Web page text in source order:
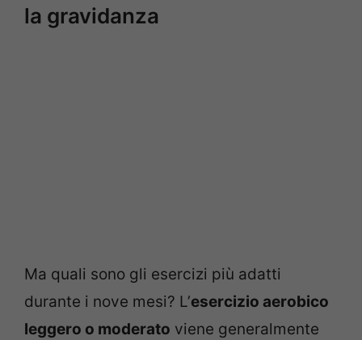
la gravidanza
Ma quali sono gli esercizi più adatti
durante i nove mesi? L’esercizio aerobico
leggero o moderato viene generalmente